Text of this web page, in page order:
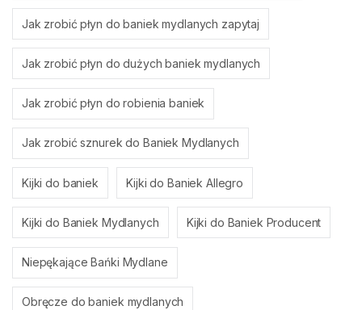
Jak zrobić płyn do baniek mydlanych zapytaj
Jak zrobić płyn do dużych baniek mydlanych
Jak zrobić płyn do robienia baniek
Jak zrobić sznurek do Baniek Mydlanych
Kijki do baniek Kijki do Baniek Allegro
Kijki do Baniek Mydlanych Kijki do Baniek Producent
Niepękające Bańki Mydlane
Obręcze do baniek mydlanych